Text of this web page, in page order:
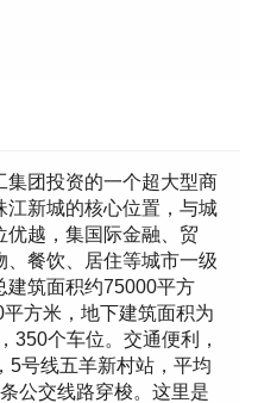
集团投资的一个超大型商
江新城的核心位置，与城
优越，集国际金融、贸
餐饮、居住等城市一级
建筑面积约75000平方
方米，地下建筑面积为
350个车位。交通便利，
5号线五羊新村站，平均
公交线路穿梭。这里是